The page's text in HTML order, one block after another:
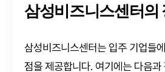
삼성비즈니스센터의
삼성비즈니스센터는 입주 기업들
점을 제공합니다. 여기에는 다음